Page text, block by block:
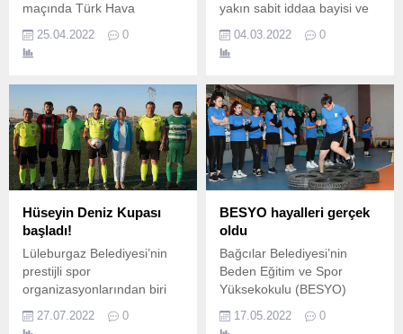
maçında Türk Hava
25.04.2022 0
yakın sabit iddaa bayisi ve
oranların olduğu
iddaa'da Fenerbahçe-
oranları belli oldu.
04.03.2022 0
Hüseyin Deniz Kupası
başladı!
Lüleburgaz Belediyesi’nin
prestijli spor
organizasyonlarından biri
düzenlenen Yaz Akşamları
27.07.2022 0
BESYO hayalleri gerçek
oldu
Bağcılar Belediyesi’nin
Beden Eğitim ve Spor
Yüksekokulu (BESYO)
eğitimle spor akademilerine
17.05.2022 0